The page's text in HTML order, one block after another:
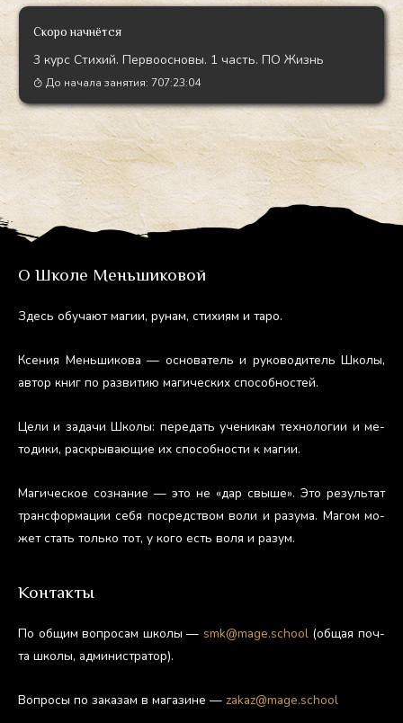
Скоро начнётся
3 курс Стихий. Первоосновы. 1 часть. ПО Жизнь
До начала занятия: 707:23:03
О Школе Меньшиковой
Здесь обу­ча­ют ма­гии, ру­нам, сти­хи­ям и та­ро.
Ксе­ния Мень­ши­кова — ос­но­ватель и ру­ково­дитель Шко­лы,
ав­тор книг по раз­ви­тию ма­гичес­ких спо­соб­ностей.
Це­ли и за­дачи Шко­лы: пе­редать уче­никам тех­но­логии и ме­
тоди­ки, рас­кры­ва­ющие их спо­соб­ности к ма­гии.
Ма­гичес­кое соз­на­ние — это не «дар свы­ше». Это ре­зуль­тат
тран­сфор­ма­ции се­бя пос­редс­твом во­ли и ра­зума. Ма­гом мо­
жет стать толь­ко тот, у ко­го есть во­ля и ра­зум.
Контакты
По об­щим воп­ро­сам шко­лы — smk@mage.school(об­щая поч­
та шко­лы, ад­ми­нис­тра­тор).
Воп­ро­сы по за­казам в ма­гази­не — zakaz@mage.school